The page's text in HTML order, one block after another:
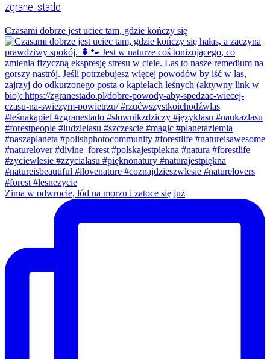
zgrane_stado
Czasami dobrze jest uciec tam, gdzie kończy się
Zima w odwrocie, lód na morzu i zatoce się już